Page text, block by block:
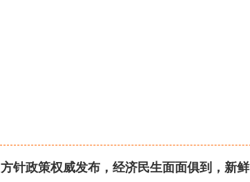
方针政策权威发布，经济民生面面俱到，新